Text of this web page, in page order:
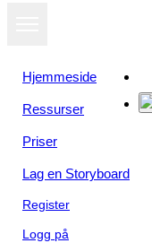
Hjemmeside
Ressurser
Priser
Lag en Storyboard
Register
Logg på